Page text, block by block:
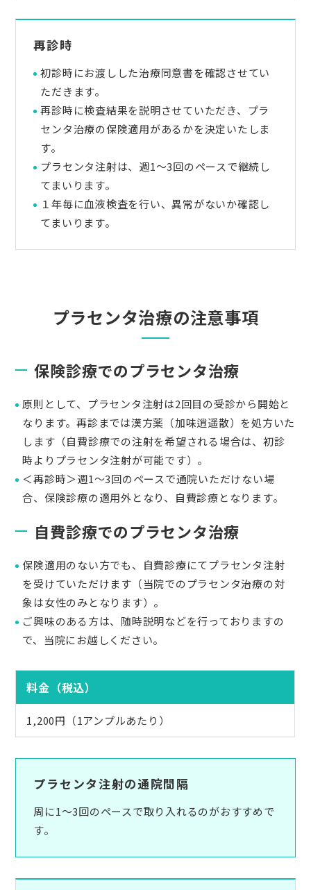
再診時
初診時にお渡しした治療同意書を確認させてい
ただきます。
再診時に検査結果を説明させていただき、プラ
センタ治療の保険適用があるかを決定いたしま
す。
プラセンタ注射は、週1～3回のペースで継続し
てまいります。
１年毎に血液検査を行い、異常がないか確認し
てまいります。
プラセンタ治療の注意事項
保険診療でのプラセンタ治療
原則として、プラセンタ注射は2回目の受診から開始と
なります。再診までは漢方薬（加味逍遥散）を処方いた
します（自費診療での注射を希望される場合は、初診
時よりプラセンタ注射が可能です）。
＜再診時＞週1～3回のペースで通院いただけない場
合、保険診療の適用外となり、自費診療となります。
自費診療でのプラセンタ治療
保険適用のない方でも、自費診療にてプラセンタ注射
を受けていただけます（当院でのプラセンタ治療の対
象は女性のみとなります）。
ご興味のある方は、随時説明などを行っておりますの
で、当院にお越しください。
料金（税込）
1,200円（1アンプルあたり）
プラセンタ注射の通院間隔
周に1～3回のペースで取り入れるのがおすすめで
す。